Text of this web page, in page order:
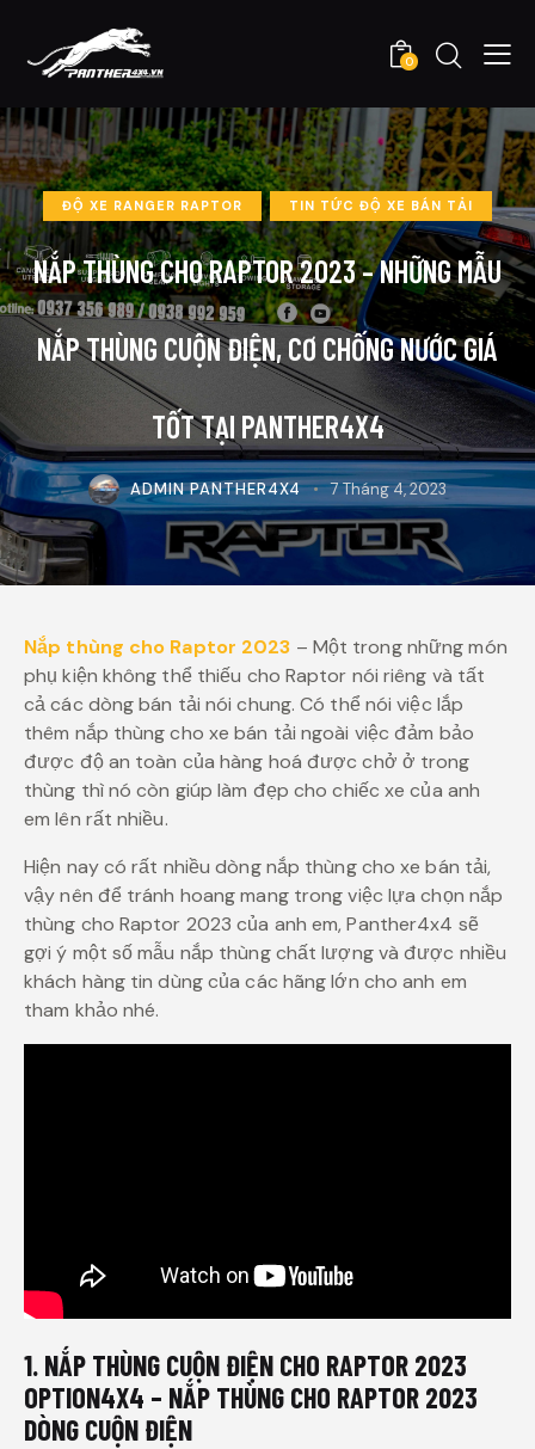
0
ĐỘ XE RANGER RAPTOR TIN TỨC ĐỘ XE BÁN TẢI
NẮP THÙNG CHO RAPTOR 2023 – NHỮNG MẪU
NẮP THÙNG CUỘN ĐIỆN, CƠ CHỐNG NƯỚC GIÁ
TỐT TẠI PANTHER4X4
ADMIN PANTHER4X4 7 Tháng 4, 2023
Nắp thùng cho Raptor 2023 – Một trong những món
phụ kiện không thể thiếu cho Raptor nói riêng và tất
cả các dòng bán tải nói chung. Có thể nói việc lắp
thêm nắp thùng cho xe bán tải ngoài việc đảm bảo
được độ an toàn của hàng hoá được chở ở trong
thùng thì nó còn giúp làm đẹp cho chiếc xe của anh
em lên rất nhiều.
Hiện nay có rất nhiều dòng nắp thùng cho xe bán tải,
vậy nên để tránh hoang mang trong việc lựa chọn nắp
thùng cho Raptor 2023 của anh em, Panther4x4 sẽ
gợi ý một số mẫu nắp thùng chất lượng và được nhiều
khách hàng tin dùng của các hãng lớn cho anh em
tham khảo nhé.
1. NẮP THÙNG CUỘN ĐIỆN CHO RAPTOR 2023
OPTION4X4 – NẮP THÙNG CHO RAPTOR 2023
DÒNG CUỘN ĐIỆN